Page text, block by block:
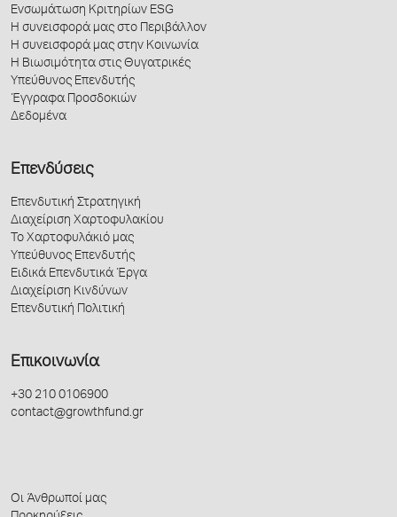
Ενσωμάτωση Κριτηρίων ESG
Η συνεισφορά μας στο Περιβάλλον
Η συνεισφορά μας στην Κοινωνία
Η Βιωσιμότητα στις Θυγατρικές
Υπεύθυνος Επενδυτής
Έγγραφα Προσδοκιών
Δεδομένα
Επενδύσεις
Επενδυτική Στρατηγική
Διαχείριση Χαρτοφυλακίου
Το Χαρτοφυλάκιό μας
Υπεύθυνος Επενδυτής
Ειδικά Επενδυτικά Έργα
Διαχείριση Κινδύνων
Επενδυτική Πολιτική
Επικοινωνία
+30 210 0106900
contact@growthfund.gr
Οι Άνθρωποί μας